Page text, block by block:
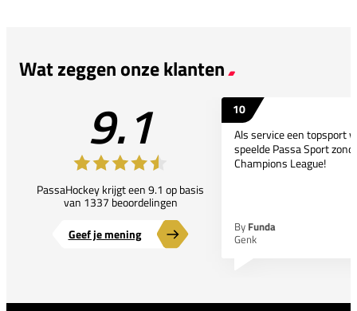
Wat zeggen onze klanten
9.1
PassaHockey krijgt een 9.1 op basis
van 1337 beoordelingen
Geef je mening
10
Als service een topsport
speelde Passa Sport
Champions League!
By Funda
Genk